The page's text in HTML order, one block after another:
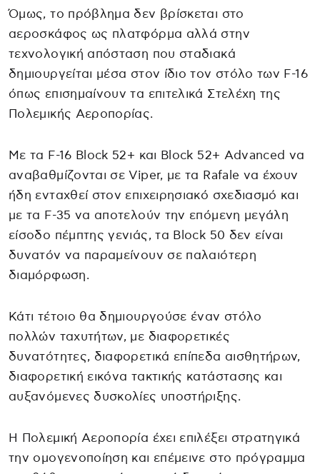
Όμως, το πρόβλημα δεν βρίσκεται στο
αεροσκάφος ως πλατφόρμα αλλά στην
τεχνολογική απόσταση που σταδιακά
δημιουργείται μέσα στον ίδιο τον στόλο των F-16
όπως επισημαίνουν τα επιτελικά Στελέχη της
Πολεμικής Αεροπορίας.
Με τα F-16 Block 52+ και Block 52+ Advanced να
αναβαθμίζονται σε Viper, με τα Rafale να έχουν
ήδη ενταχθεί στον επιχειρησιακό σχεδιασμό και
με τα F-35 να αποτελούν την επόμενη μεγάλη
είσοδο πέμπτης γενιάς, τα Block 50 δεν είναι
δυνατόν να παραμείνουν σε παλαιότερη
διαμόρφωση.
Κάτι τέτοιο θα δημιουργούσε έναν στόλο
πολλών ταχυτήτων, με διαφορετικές
δυνατότητες, διαφορετικά επίπεδα αισθητήρων,
διαφορετική εικόνα τακτικής κατάστασης και
αυξανόμενες δυσκολίες υποστήριξης.
Η Πολεμική Αεροπορία έχει επιλέξει στρατηγικά
την ομογενοποίηση και επέμεινε στο πρόγραμμα